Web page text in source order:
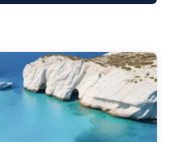
3 semaines